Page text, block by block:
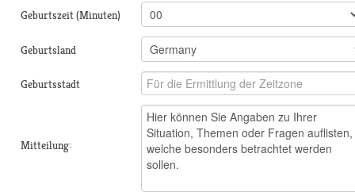
Geburtszeit (Minuten)
Geburtsland
Geburtsstadt
Mitteilung: